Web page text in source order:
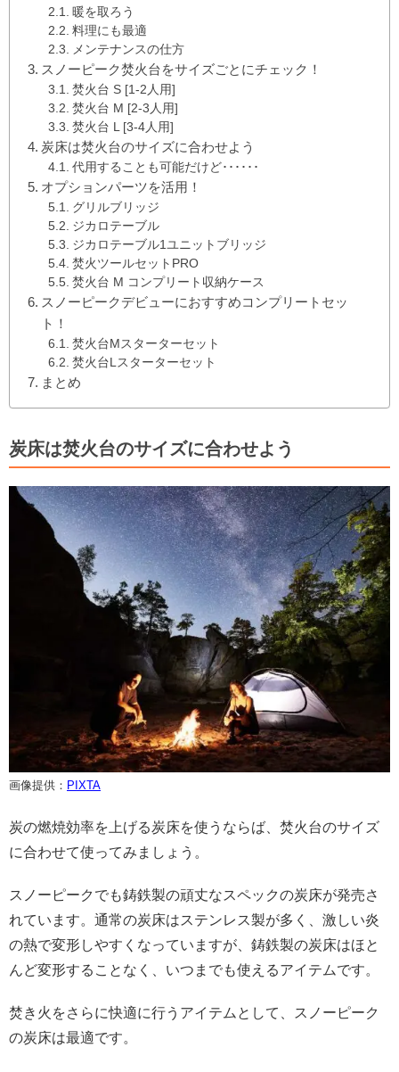
暖を取ろう
料理にも最適
メンテナンスの仕方
スノーピーク焚火台をサイズごとにチェック！
焚火台 S [1-2人用]
焚火台 M [2-3人用]
焚火台 L [3-4人用]
炭床は焚火台のサイズに合わせよう
代用することも可能だけど･･････
オプションパーツを活用！
グリルブリッジ
ジカロテーブル
ジカロテーブル1ユニットブリッジ
焚火ツールセットPRO
焚火台 M コンプリート収納ケース
スノーピークデビューにおすすめコンプリートセッ
ト！
焚火台Mスターターセット
焚火台Lスターターセット
まとめ
炭床は焚火台のサイズに合わせよう
画像提供： PIXTA
炭の燃焼効率を上げる炭床を使うならば、焚火台のサイズ
に合わせて使ってみましょう。
スノーピークでも鋳鉄製の頑丈なスペックの炭床が発売さ
れています。通常の炭床はステンレス製が多く、激しい炎
の熱で変形しやすくなっていますが、鋳鉄製の炭床はほと
んど変形することなく、いつまでも使えるアイテムです。
焚き火をさらに快適に行うアイテムとして、スノーピーク
の炭床は最適です。